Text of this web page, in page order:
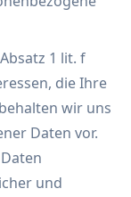
1 lit. f
die Ihre
wir uns
Daten vor.
und